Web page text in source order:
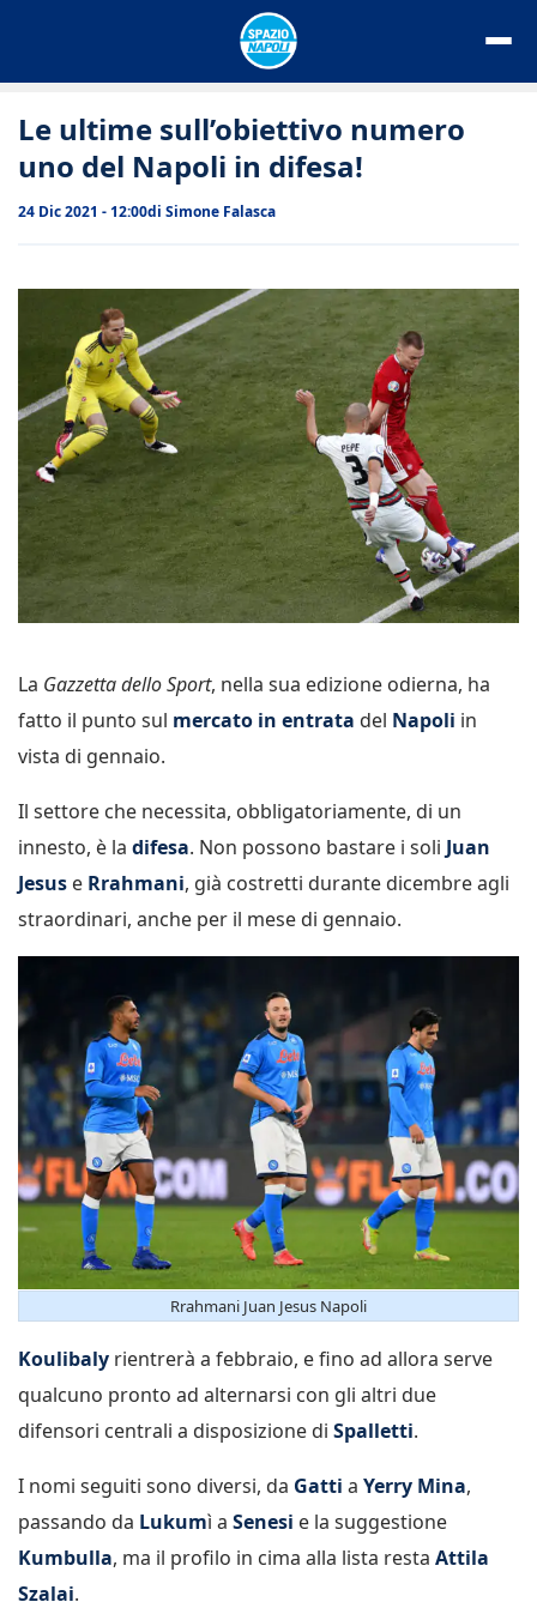
Le ultime sull’obiettivo numero
uno del Napoli in difesa!
24 Dic 2021 - 12:00di Simone Falasca
La Gazzetta dello Sport, nella sua edizione odierna, ha
fatto il punto sul mercato in entrata del Napoli in
vista di gennaio.
Il settore che necessita, obbligatoriamente, di un
innesto, è la difesa. Non possono bastare i soli Juan
Jesus e Rrahmani, già costretti durante dicembre agli
straordinari, anche per il mese di gennaio.
Rrahmani Juan Jesus Napoli
Koulibaly rientrerà a febbraio, e fino ad allora serve
qualcuno pronto ad alternarsi con gli altri due
difensori centrali a disposizione di Spalletti.
I nomi seguiti sono diversi, da Gatti a Yerry Mina,
passando da Lukumì a Senesi e la suggestione
Kumbulla, ma il profilo in cima alla lista resta Attila
Szalai.